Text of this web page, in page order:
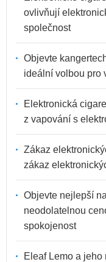
ovlivňují
společnost
Objevte
ideální volbou pro
Elektronická
z vapování s
Zákaz
zákaz
Objevte nejlepší
neodolatelnou
spokojenost
Eleaf Lemo a